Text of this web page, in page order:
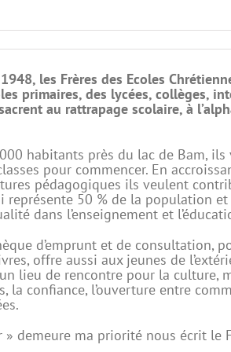
les Frères des Ecoles
primaires, des lycées, collèges,
au rattrapage scolaire, à
habitants près du lac de Bam,
pour commencer. En
pédagogiques ils veulent
représente 50 % de la population
dans l’enseignement et
d’emprunt et de consultation,
offre aussi aux jeunes de
lieu de rencontre pour la culture,
la confiance, l’ouverture entre
» demeure ma priorité nous écrit le